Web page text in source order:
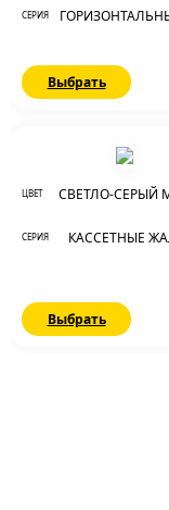
СЕРИЯ
Выбрать
ЦВЕТ СВЕТЛО-СЕРЫЙ
СЕРИЯ
КАССЕТНЫЕ
Выбрать